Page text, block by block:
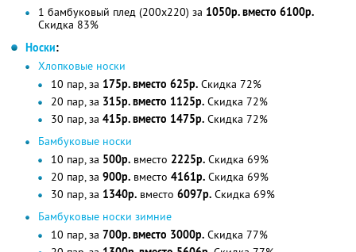
1 бамбуковый плед (200х220) за 1050р. вместо 6100р.
Скидка 83%
Носки:
Хлопковые носки
10 пар, за 175р. вместо 625р. Скидка 72%
20 пар, за 315р. вместо 1125р. Скидка 72%
30 пар, за 415р. вместо 1475р. Скидка 72%
Бамбуковые носки
10 пар, за 500р. вместо 2225р. Скидка 69%
20 пар, за 900р. вместо 4161р. Скидка 69%
30 пар, за 1340р. вместо 6097р. Скидка 69%
Бамбуковые носки зимние
10 пар, за 700р. вместо 3000р. Скидка 77%